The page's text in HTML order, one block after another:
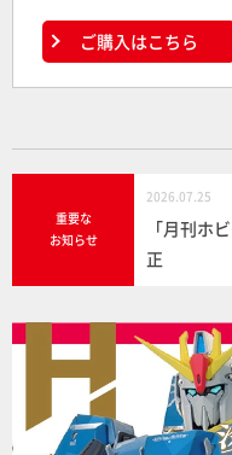
ご購入はこちら
重要な
お知らせ
2026.07.25
「月刊ホ
正